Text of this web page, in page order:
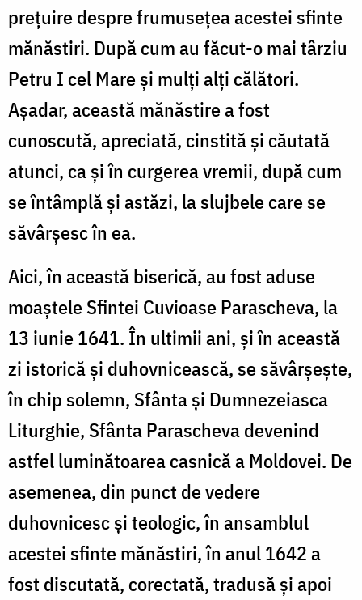
prețuire despre frumusețea acestei sfinte
mănăstiri. După cum au făcut-o mai târziu
Petru I cel Mare și mulți alți călători.
Așadar, această mănăstire a fost
cunoscută, apreciată, cinstită și căutată
atunci, ca și în curgerea vremii, după cum
se întâmplă și astăzi, la slujbele care se
săvârșesc în ea.
Aici, în această biserică, au fost aduse
moaștele Sfintei Cuvioase Parascheva, la
13 iunie 1641. În ultimii ani, și în această
zi istorică și duhovnicească, se săvârșește,
în chip solemn, Sfânta și Dumnezeiasca
Liturghie, Sfânta Parascheva devenind
astfel luminătoarea casnică a Moldovei. De
asemenea, din punct de vedere
duhovnicesc și teologic, în ansamblul
acestei sfinte mănăstiri, în anul 1642 a
fost discutată, corectată, tradusă și apoi